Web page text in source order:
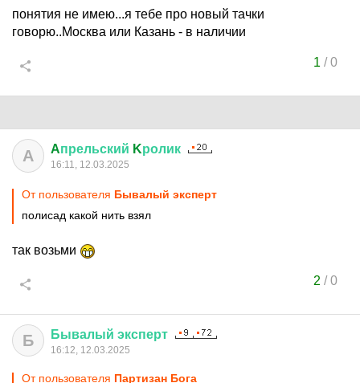
понятия не имею...я тебе про новый тачки
говорю..Москва или Казань - в наличии
1 /0
A Aпрельский Kролик
16:11, 12.03.2025
От пользователя Бывалый эксперт
полисад какой нить взял
так возьми
2 /0
Б Бывалый эксперт
16:12, 12.03.2025
От пользователя Партизан Бога